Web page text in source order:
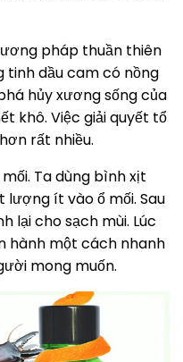
pháp thuần thiên
tinh dầu cam có nồng
hủy xương sống của
khô. Việc giải quyết tổ
rất nhiều.
Ta dùng bình xịt
lượng ít vào ổ mối. Sau
lại cho sạch mùi. Lúc
hành một cách nhanh
mong muốn.